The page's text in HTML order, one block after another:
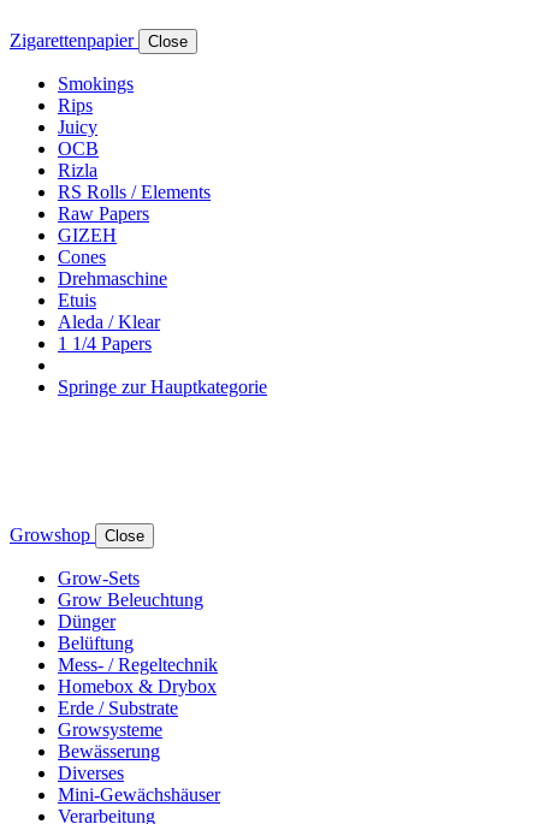
Zigarettenpapier Close
Smokings
Rips
Juicy
OCB
Rizla
RS Rolls / Elements
Raw Papers
GIZEH
Cones
Drehmaschine
Etuis
Aleda / Klear
1 1/4 Papers
Springe zur Hauptkategorie
Growshop Close
Grow-Sets
Grow Beleuchtung
Dünger
Belüftung
Mess- / Regeltechnik
Homebox & Drybox
Erde / Substrate
Growsysteme
Bewässerung
Diverses
Mini-Gewächshäuser
Verarbeitung